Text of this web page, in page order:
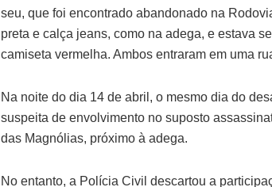
seu, que foi encontrado abandonado na
preta e calça jeans, como na adega, e estava
camiseta vermelha. Ambos entraram em uma
Na noite do dia 14 de abril, o mesmo dia do
suspeita de envolvimento no suposto
das Magnólias, próximo à adega.
No entanto, a Polícia Civil descartou a